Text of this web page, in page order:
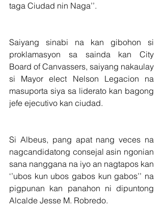
taga Ciudad nin Naga’’.
Saiyang sinabi na kan gibohon si
proklamasyon sa sainda kan City
Board of Canvassers, saiyang nakaulay
si Mayor elect Nelson Legacion na
masuporta siya sa liderato kan bagong
jefe ejecutivo kan ciudad.
Si Albeus, pang apat nang veces na
nagcandidatong consejal asin ngonian
sana nanggana na iyo an nagtapos kan
‘’ubos kun ubos gabos kun gabos’’ na
pigpunan kan panahon ni dipuntong
Alcalde Jesse M. Robredo.